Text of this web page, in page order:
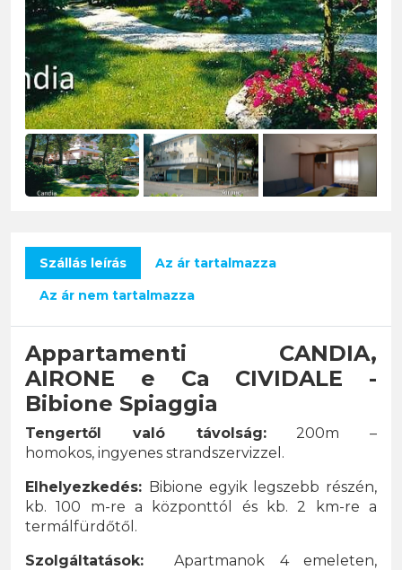
Szállás leírás
Az ár tartalmazza
Az ár nem tartalmazza
Appartamenti CANDIA,
AIRONE e Ca CIVIDALE -
Bibione Spiaggia
Tengertől való távolság:200m –
homokos, ingyenes strandszervizzel.
Elhelyezkedés: Bibione egyik legszebb részén,
kb. 100 m-re a központtól és kb. 2 km-re a
termálfürdőtől.
Szolgáltatások:
Apartmanok 4 emeleten,